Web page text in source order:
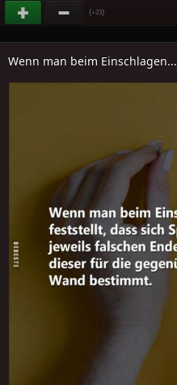
(+23)
Wenn man beim Einschlagen...